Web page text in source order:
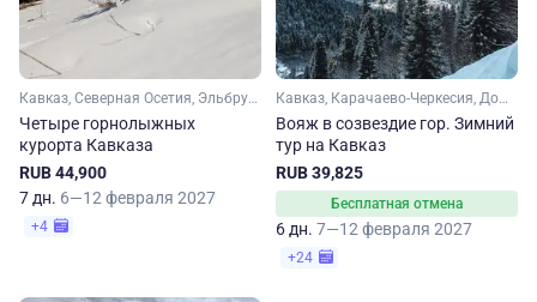
Кавказ, Северная Осетия, Эльбрус, Кавказские Минеральные Воды, Карачаево-Черкесия
Четыре горнолыжных
курорта Кавказа
RUB 44,900
7 дн. 6—12 февраля 2027
+4
Кавказ, Карачаево-Черкесия, Домбай, Кабардино-Балкария, Эльбрус, Кавказские Минеральные Воды
Вояж в созвездие гор. Зимний
тур на Кавказ
RUB 39,825
Бесплатная отмена
6 дн. 7—12 февраля 2027
+24